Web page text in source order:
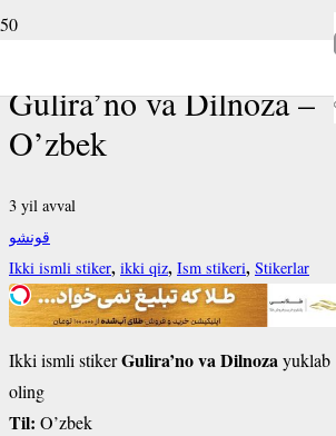
Gulira’no va Dilnoza –
O’zbek
3 yil avval
قونشو
Ikki ismli stiker, ikki qiz, Ism stikeri, Stikerlar
Ikki ismli stikerGulira’no va Dilnozayuklab
oling
Til: O’zbek